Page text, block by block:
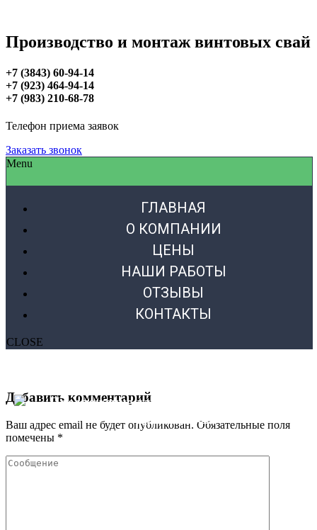
Производство и монтаж винтовых свай
+7 (3843) 60-94-14
+7 (923) 464-94-14
+7 (983) 210-68-78
Телефон приема заявок
Заказать звонок
Menu
ГЛАВНАЯ
О КОМПАНИИ
ЦЕНЫ
НАШИ РАБОТЫ
ОТЗЫВЫ
КОНТАКТЫ
CLOSE
Добавить комментарий
Ваш адрес email не будет опубликован. Обязательные поля
помечены *